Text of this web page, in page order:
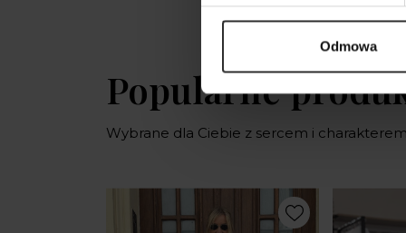
Odmowa
Popularne
Wybrane dla Ciebie z sercem i